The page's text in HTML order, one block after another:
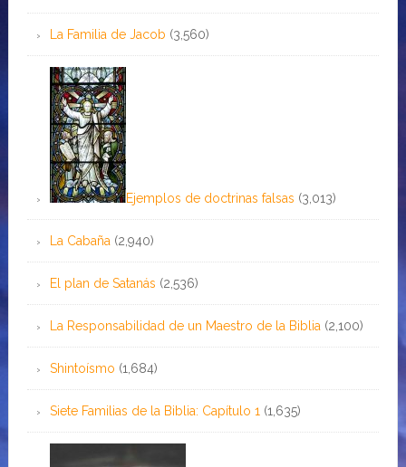
La Familia de Jacob (3,560)
Ejemplos de doctrinas falsas (3,013)
La Cabaña (2,940)
El plan de Satanás (2,536)
La Responsabilidad de un Maestro de la Biblia (2,100)
Shintoísmo (1,684)
Siete Familias de la Biblia: Capítulo 1 (1,635)